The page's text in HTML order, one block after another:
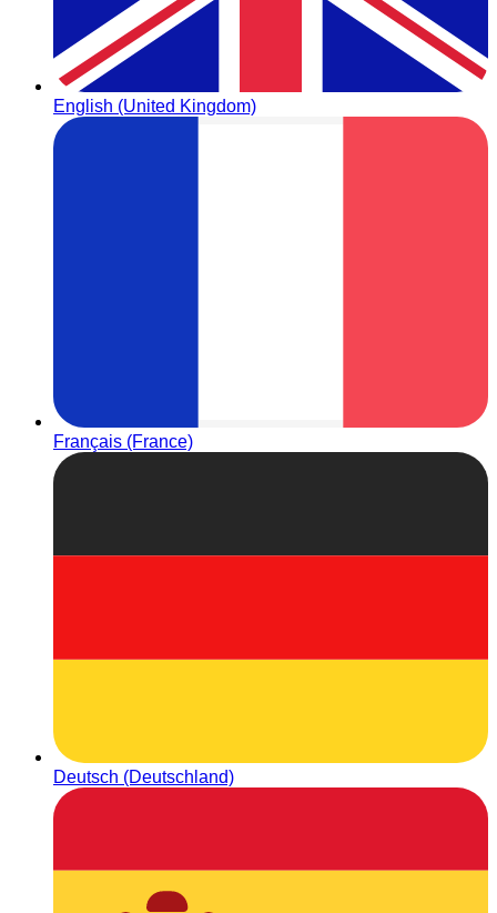
English (United Kingdom)
Français (France)
Deutsch (Deutschland)